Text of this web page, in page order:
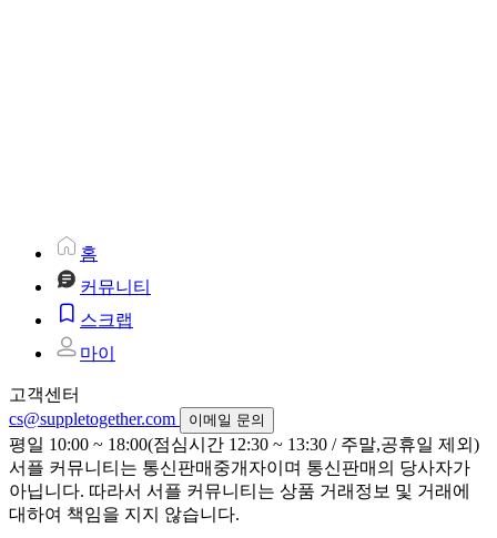
홈
커뮤니티
스크랩
마이
고객센터
cs@suppletogether.com
이메일 문의
평일 10:00 ~ 18:00(점심시간 12:30 ~ 13:30 / 주말,공휴일 제외)
서플 커뮤니티는 통신판매중개자이며 통신판매의 당사자가
아닙니다. 따라서 서플 커뮤니티는 상품 거래정보 및 거래에
대하여 책임을 지지 않습니다.